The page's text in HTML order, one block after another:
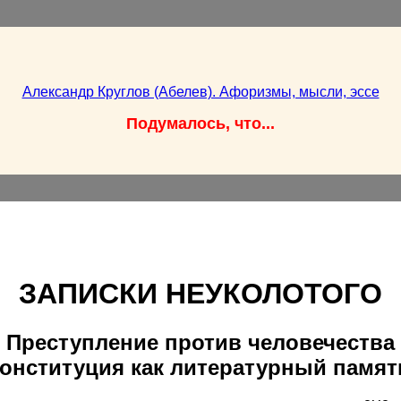
Александр Круглов (Абелев). Афоризмы, мысли, эссе
Подумалось, что...
ЗАПИСКИ НЕУКОЛОТОГО
Преступление против человечества
как литературный